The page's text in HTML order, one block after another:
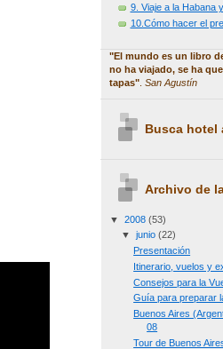
9. Viaje a la Habana
10.Cómo hacer el
"El mundo es un libro
no ha viajado, se ha
tapas". San Agustín
Busca hotel
Archivo de
▼ 2008 (53)
▼ junio (22)
Presentación
Itinerario, vuelos y
Consejos para la
Guía para preparar
Buenos Aires
08
Tour de Buenos